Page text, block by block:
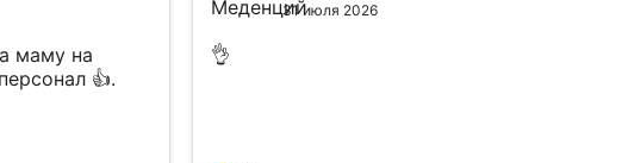
маму на
👍.
31 июля 2026
👌